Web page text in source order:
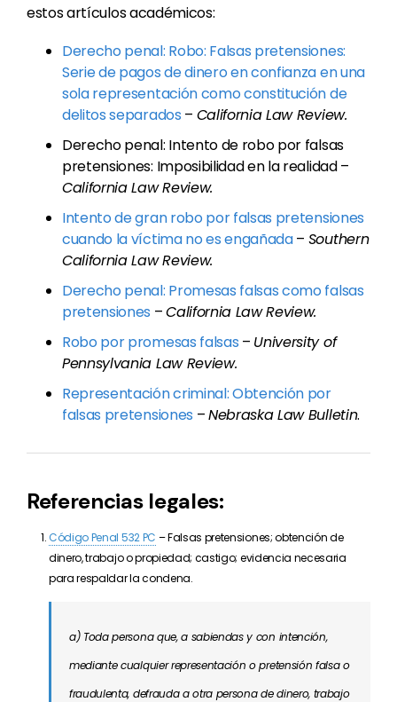
estos artículos académicos:
Derecho penal: Robo: Falsas pretensiones:
Serie de pagos de dinero en confianza en una
sola representación como constitución de
delitos separados – California Law Review.
Derecho penal: Intento de robo por falsas
pretensiones: Imposibilidad en la realidad –
California Law Review.
Intento de gran robo por falsas pretensiones
cuando la víctima no es engañada– Southern
California Law Review.
Derecho penal: Promesas falsas como falsas
pretensiones –California Law Review.
Robo por promesas falsas – University of
Pennsylvania Law Review.
Representación criminal: Obtención por
falsas pretensiones –Nebraska Law Bulletin.
Referencias legales:
Código Penal 532 PC – Falsas pretensiones; obtención de
dinero, trabajo o propiedad; castigo; evidencia necesaria
para respaldar la condena.
a) Toda persona que, a sabiendas y con intención,
mediante cualquier representación o pretensión falsa o
fraudulenta, defrauda a otra persona de dinero, trabajo